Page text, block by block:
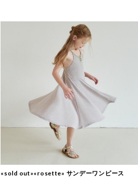
«sold out»«rosette» サンデーワンピース